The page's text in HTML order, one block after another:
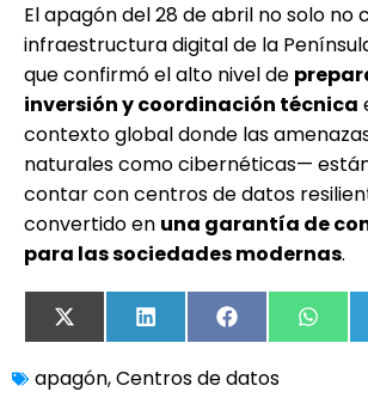
El apagón del 28 de abril no solo no
infraestructura digital de la
que confirmó el alto nivel de
inversión y coordinación técnica
contexto global donde las
naturales como cibernéticas—
contar con centros de datos
convertido en una garantía de
para las sociedades modernas.
X
(Twitter)
LinkedIn Facebook
apagón,Centros de datos